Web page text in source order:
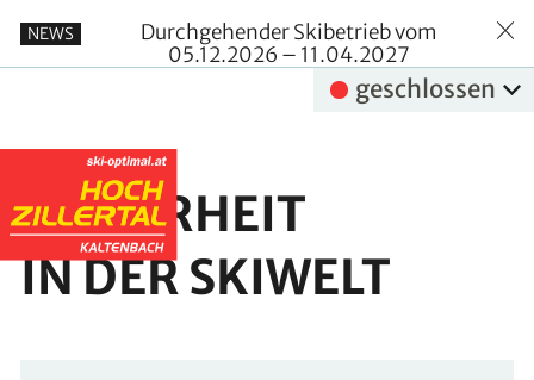
NEWS
Durchgehender Skibetrieb vom
05.12.2026 – 11.04.2027
SICHERHEIT
IN DER SKIWELT
geschlossen